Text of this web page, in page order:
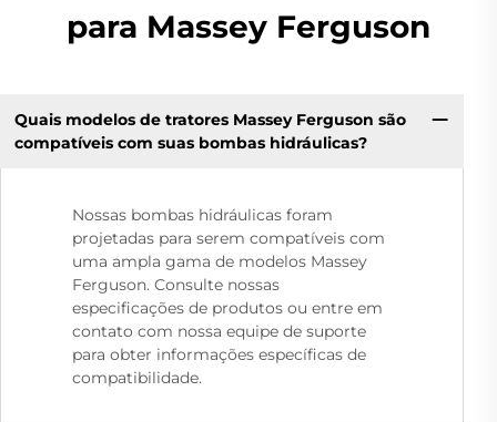
para Massey Ferguson
Quais modelos de tratores Massey Ferguson são
compatíveis com suas bombas hidráulicas?
Nossas bombas hidráulicas foram
projetadas para serem compatíveis com
uma ampla gama de modelos Massey
Ferguson. Consulte nossas
especificações de produtos ou entre em
contato com nossa equipe de suporte
para obter informações específicas de
compatibilidade.